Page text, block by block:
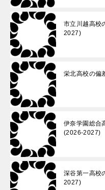
市立川越高校
2027)
栄北高校の偏
伊奈学園総合
(2026-2027)
深谷第一高校
2027)